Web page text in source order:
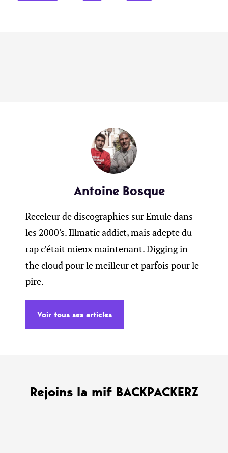
Antoine Bosque
Receleur de discographies sur Emule dans
les 2000's. Illmatic addict, mais adepte du
rap c’était mieux maintenant. Digging in
the cloud pour le meilleur et parfois pour le
pire.
Voir tous ses articles
Rejoins la mif BACKPACKERZ